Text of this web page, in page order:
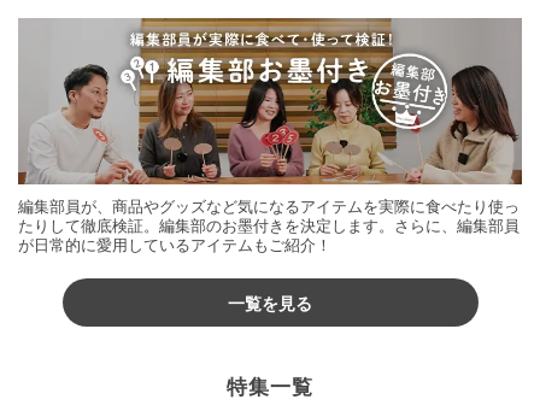
編集部員が、商品やグッズなど気になるアイテムを実際に食べたり使っ
たりして徹底検証。編集部のお墨付きを決定します。さらに、編集部員
が日常的に愛用しているアイテムもご紹介！
一覧を見る
特集一覧